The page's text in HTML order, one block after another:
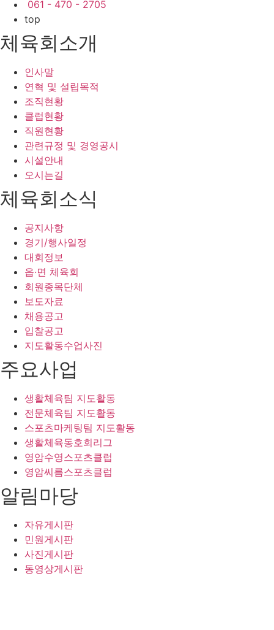
061 - 470 - 2705
top
체육회소개
인사말
연혁 및 설립목적
조직현황
클럽현황
직원현황
관련규정 및 경영공시
시설안내
오시는길
체육회소식
공지사항
경기/행사일정
대회정보
읍·면 체육회
회원종목단체
보도자료
채용공고
입찰공고
지도활동수업사진
주요사업
생활체육팀 지도활동
전문체육팀 지도활동
스포츠마케팅팀 지도활동
생활체육동호회리그
영암수영스포츠클럽
영암씨름스포츠클럽
알림마당
자유게시판
민원게시판
사진게시판
동영상게시판